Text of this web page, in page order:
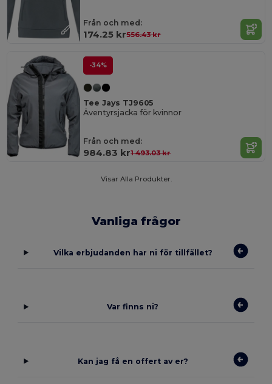
Från och med:
174.25 kr556.43 kr
-34%
Tee Jays TJ9605
Äventyrsjacka för kvinnor
Från och med:
984.83 kr1 493.03 kr
Visar Alla Produkter.
Vanliga frågor
Vilka erbjudanden har ni för tillfället?
Var finns ni?
Kan jag få en offert av er?